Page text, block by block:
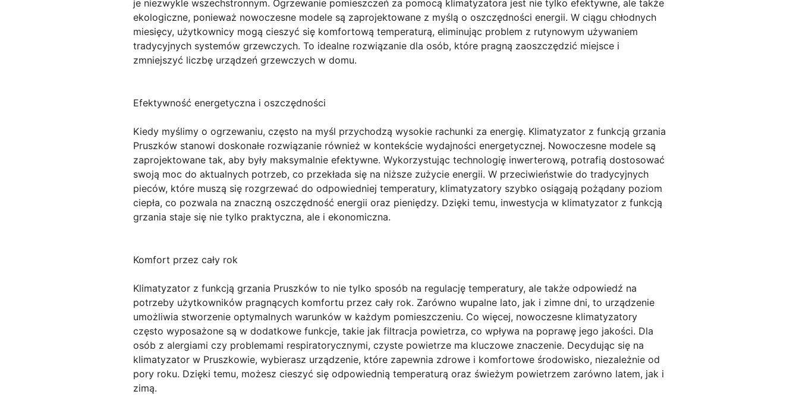
je niezwykle wszechstronnym. Ogrzewanie pomieszczeń za pomocą klimatyzatora jest nie tylko efektywne, ale także
ekologiczne, ponieważ nowoczesne modele są zaprojektowane z myślą o oszczędności energii. W ciągu chłodnych
miesięcy, użytkownicy mogą cieszyć się komfortową temperaturą, eliminując problem z rutynowym używaniem
tradycyjnych systemów grzewczych. To idealne rozwiązanie dla osób, które pragną zaoszczędzić miejsce i
zmniejszyć liczbę urządzeń grzewczych w domu.
Efektywność energetyczna i oszczędności
Kiedy myślimy o ogrzewaniu, często na myśl przychodzą wysokie rachunki za energię. Klimatyzator z funkcją grzania
Pruszków stanowi doskonałe rozwiązanie również w kontekście wydajności energetycznej. Nowoczesne modele są
zaprojektowane tak, aby były maksymalnie efektywne. Wykorzystując technologię inwerterową, potrafią dostosować
swoją moc do aktualnych potrzeb, co przekłada się na niższe zużycie energii. W przeciwieństwie do tradycyjnych
pieców, które muszą się rozgrzewać do odpowiedniej temperatury, klimatyzatory szybko osiągają pożądany poziom
ciepła, co pozwala na znaczną oszczędność energii oraz pieniędzy. Dzięki temu, inwestycja w klimatyzator z funkcją
grzania staje się nie tylko praktyczna, ale i ekonomiczna.
Komfort przez cały rok
Klimatyzator z funkcją grzania Pruszków to nie tylko sposób na regulację temperatury, ale także odpowiedź na
potrzeby użytkowników pragnących komfortu przez cały rok. Zarówno wupalne lato, jak i zimne dni, to urządzenie
umożliwia stworzenie optymalnych warunków w każdym pomieszczeniu. Co więcej, nowoczesne klimatyzatory
często wyposażone są w dodatkowe funkcje, takie jak filtracja powietrza, co wpływa na poprawę jego jakości. Dla
osób z alergiami czy problemami respiratorycznymi, czyste powietrze ma kluczowe znaczenie. Decydując się na
klimatyzator w Pruszkowie, wybierasz urządzenie, które zapewnia zdrowe i komfortowe środowisko, niezależnie od
pory roku. Dzięki temu, możesz cieszyć się odpowiednią temperaturą oraz świeżym powietrzem zarówno latem, jak i
zimą.